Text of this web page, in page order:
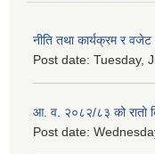
नीति तथा कार्यक्रम र
Post date: Tuesday,
आ. व. २०८२/८३ को रातो
Post date: